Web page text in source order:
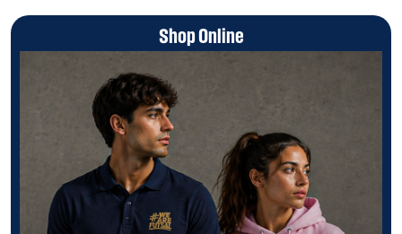
Shop Online